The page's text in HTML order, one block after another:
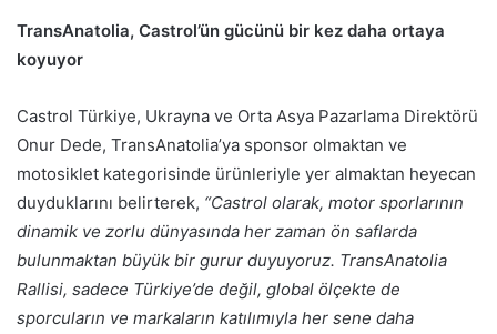
TransAnatolia, Castrol’ün gücünü bir kez daha ortaya
koyuyor
Castrol Türkiye, Ukrayna ve Orta Asya Pazarlama Direktörü
Onur Dede, TransAnatolia’ya sponsor olmaktan ve
motosiklet kategorisinde ürünleriyle yer almaktan heyecan
duyduklarını belirterek, “Castrol olarak, motor sporlarının
dinamik ve zorlu dünyasında her zaman ön saflarda
bulunmaktan büyük bir gurur duyuyoruz. TransAnatolia
Rallisi, sadece Türkiye’de değil, global ölçekte de
sporcuların ve markaların katılımıyla her sene daha